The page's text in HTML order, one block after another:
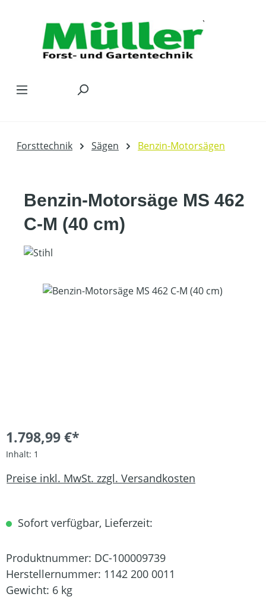
Forsttechnik Sägen Benzin-Motorsägen
Benzin-Motorsäge MS 462
C-M (40 cm)
Bildergalerie überspringen
1.798,99 €*
Inhalt: 1
Preise inkl. MwSt. zzgl. Versandkosten
Sofort verfügbar, Lieferzeit:
Produktnummer: DC-100009739
Herstellernummer: 1142 200 0011
Gewicht: 6 kg